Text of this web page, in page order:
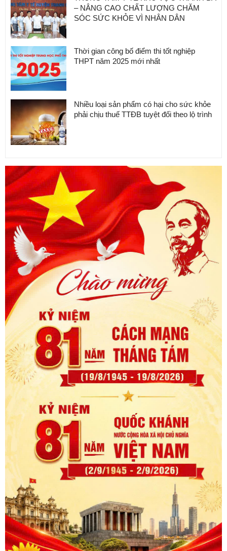
– NÂNG CAO CHẤT LƯỢNG CHĂM
SÓC SỨC KHỎE VÌ NHÂN DÂN
Thời gian công bố điểm thi tốt nghiệp
THPT năm 2025 mới nhất
Nhiều loại sản phẩm có hại cho sức khỏe
phải chịu thuế TTĐB tuyệt đối theo lộ trình